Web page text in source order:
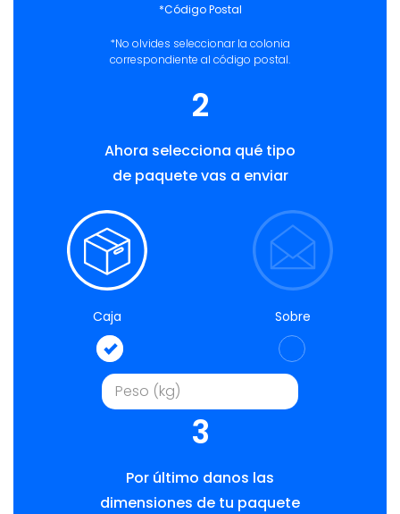
*Código Postal
*No olvides seleccionar la colonia
correspondiente al código postal.
2
Ahora selecciona qué tipo
de paquete vas a enviar
Caja Sobre
3
Por último danos las
dimensiones de tu paquete